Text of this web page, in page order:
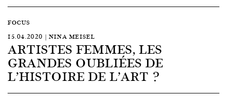
FOCUS
15.04.2020 | NINA MEISEL
ARTISTES FEMMES, LES
GRANDES OUBLIÉES DE
L’HISTOIRE DE L’ART ?